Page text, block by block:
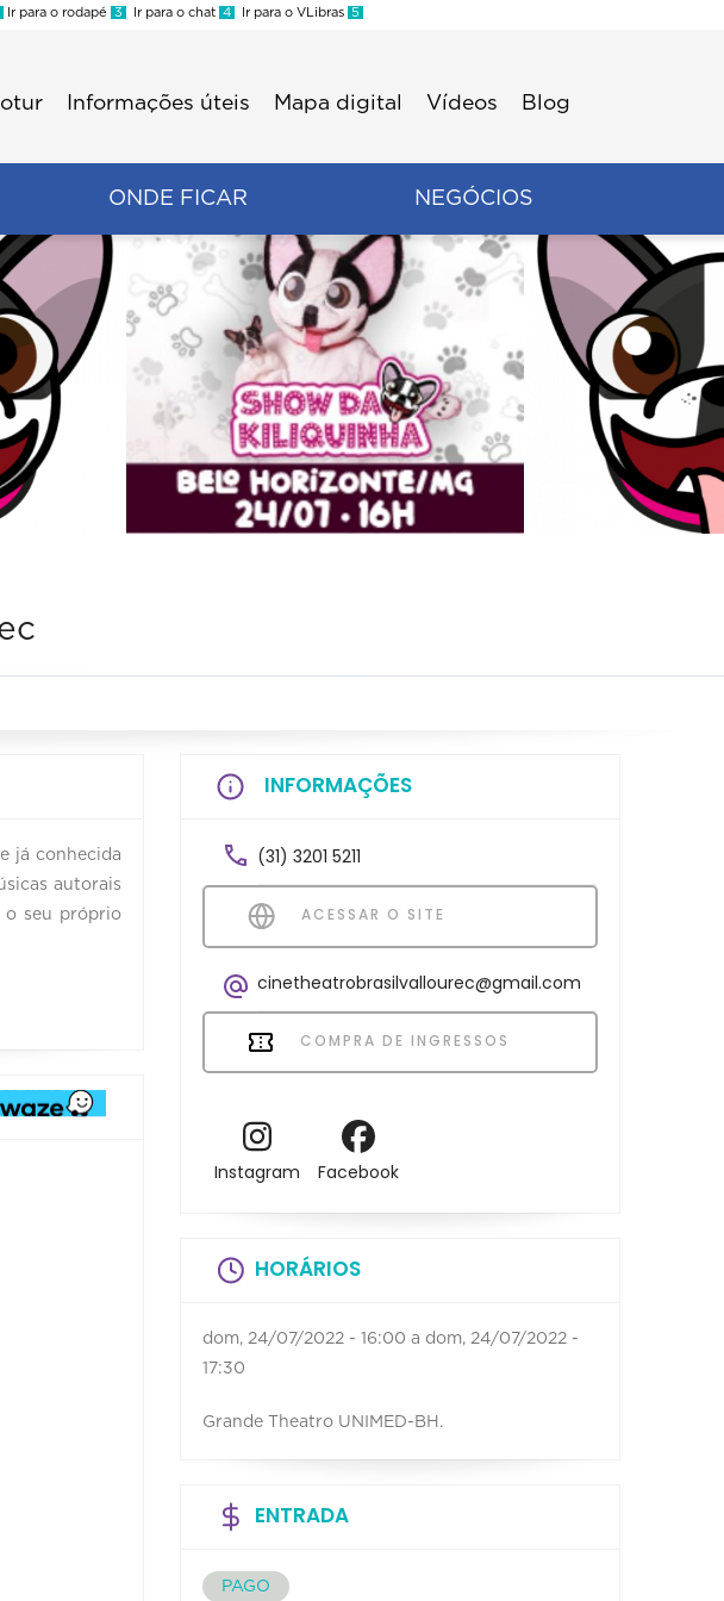
Ir para o rodapé 3 Ir para o chat 4 Ir para o VLibras 5
Informações úteis Mapa digital Vídeos Blog
ONDE FICAR NEGÓCIOS
já conhecida
autorais
o seu próprio
INFORMAÇÕES
(31) 3201 5211
ACESSAR O SITE
cinetheatrobrasilvallourec@gmail.com
COMPRA DE INGRESSOS
Instagram Facebook
HORÁRIOS
dom, 24/07/2022 - 16:00 a dom, 24/07/2022 -
17:30
Grande Theatro UNIMED-BH.
ENTRADA
PAGO